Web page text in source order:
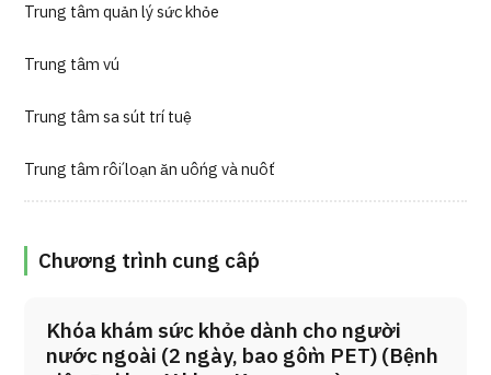
Trung tâm quản lý sức khỏe
Trung tâm vú
Trung tâm sa sút trí tuệ
Trung tâm rối loạn ăn uống và nuốt
Chương trình cung cấp
Khóa khám sức khỏe dành cho người
nước ngoài (2 ngày, bao gồm PET) (Bệnh